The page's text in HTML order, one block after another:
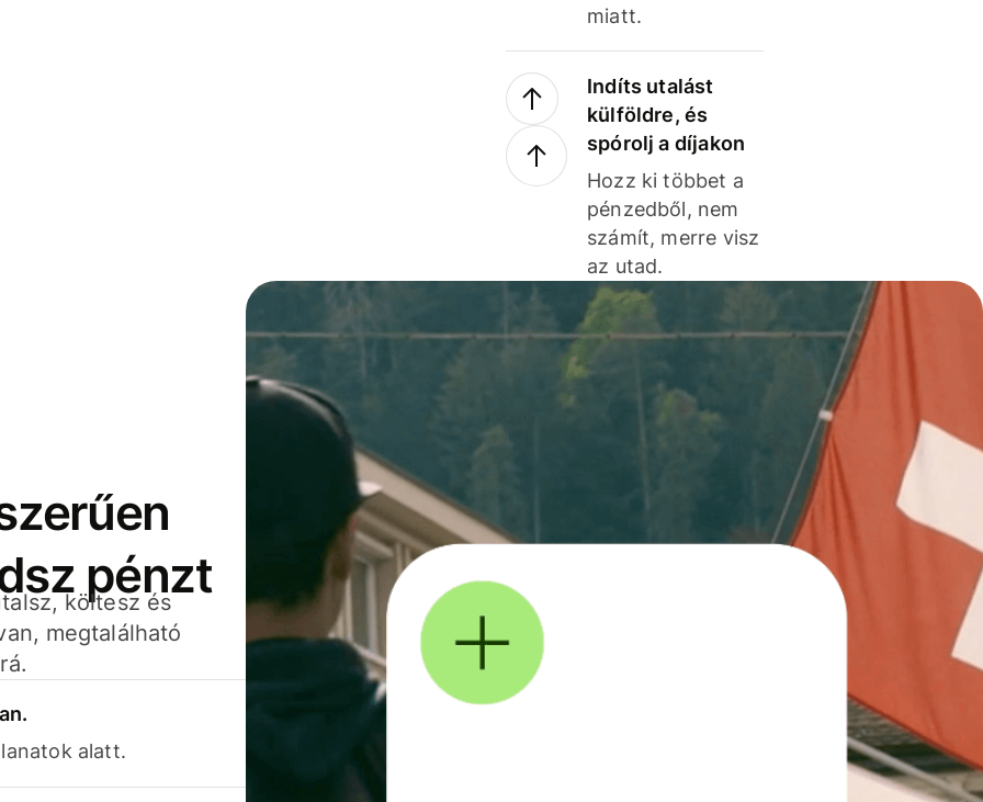
miatt.
Indíts utalást
külföldre, és
spórolj a díjakon
Hozz ki többet a
pénzedből, nem
számít, merre visz
az utad.
pénzt
költesz és
megtalálható
alatt.